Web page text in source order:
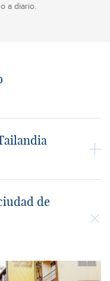
a diario.
de